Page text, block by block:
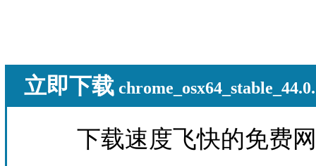
立即下载
下载速度飞快的免费